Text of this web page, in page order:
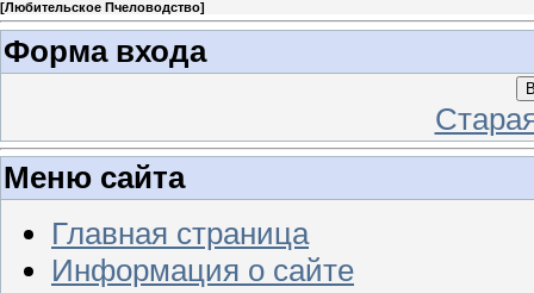
[Любительское Пчеловодство]
Форма входа
Меню сайта
Главная страница
Информация о сайте